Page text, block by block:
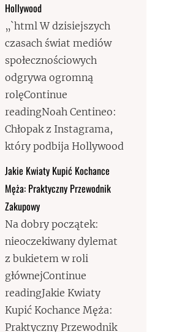
Hollywood
„`html W dzisiejszych
czasach świat mediów
społecznościowych
odgrywa ogromną
rolęContinue
readingNoah Centineo:
Chłopak z Instagrama,
który podbija Hollywood
Jakie Kwiaty Kupić Kochance
Męża: Praktyczny Przewodnik
Zakupowy
Na dobry początek:
nieoczekiwany dylemat
z bukietem w roli
głównejContinue
readingJakie Kwiaty
Kupić Kochance Męża:
Praktyczny Przewodnik